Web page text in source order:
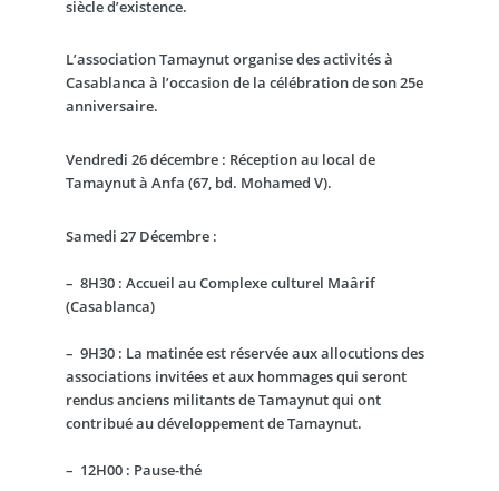
siècle d’existence.
L’association Tamaynut organise des activités à
Casablanca à l’occasion de la célébration de son 25e
anniversaire.
Vendredi 26 décembre : Réception au local de
Tamaynut à Anfa (67, bd. Mohamed V).
Samedi 27 Décembre :
– 8H30 : Accueil au Complexe culturel Maârif
(Casablanca)
– 9H30 : La matinée est réservée aux allocutions des
associations invitées et aux hommages qui seront
rendus anciens militants de Tamaynut qui ont
contribué au développement de Tamaynut.
– 12H00 : Pause-thé